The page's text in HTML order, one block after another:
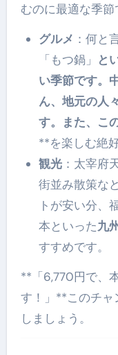
むのに最適な季節
グルメ ：何と
「もつ鍋」 と
い季節です。
ん、地元の人
す。また、こ
**を楽しむ絶
観光：太宰府
街並み散策な
トが安い分、
本といった九
すすめです。
**「6,770円で、
す！」**このチャ
しましょう。